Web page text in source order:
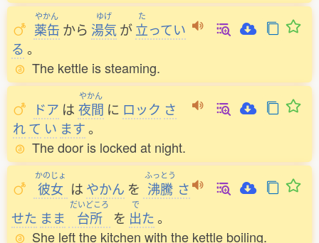
やかん
薬缶 から
ゆげ
湯気 が
た
立ってい
る 。
The kettle is steaming.
ドア は
やかん
夜間 に ロック さ
れて い ます。
The door is locked at night.
かのじょ
彼女 は やかん を
ふっとう
沸騰 さ
せた まま
だいどころ
台所 を
で
出た 。
She left the kitchen with the kettle boiling.